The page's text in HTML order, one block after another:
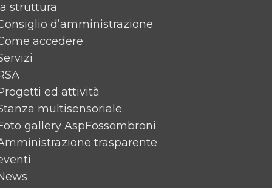
struttura
d’amministrazione
accedere
ed attività
multisensoriale
gallery AspFossombroni
trasparente